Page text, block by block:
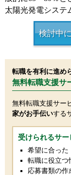
太陽光発電システ
検討中
転職を有利に進め
無料転職支援サ
無料転職支援サー
家がお手伝いする
受けられるサー
希望に合った
転職に役立つ
応募書類の